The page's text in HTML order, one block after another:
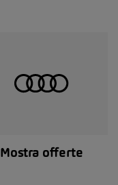
Mostra offerte